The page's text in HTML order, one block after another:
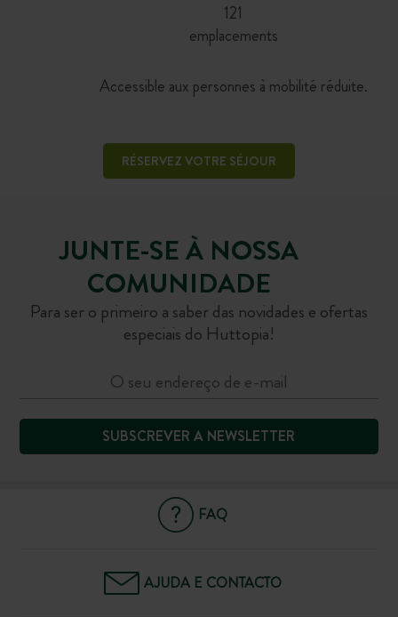
121
emplacements
Accessible aux personnes à mobilité réduite.
RÉSERVEZ VOTRE SÉJOUR
JUNTE-SE À NOSSA
COMUNIDADE
Para ser o primeiro a saber das novidades e ofertas
especiais do Huttopia!
SUBSCREVER A NEWSLETTER
FAQ
AJUDA E CONTACTO